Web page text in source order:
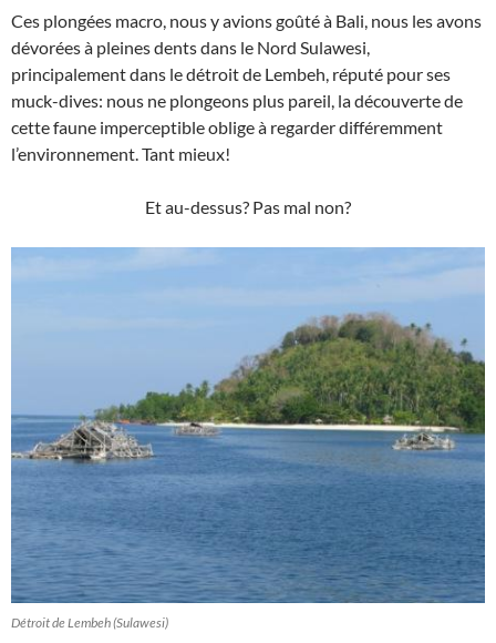
Ces plongées macro, nous y avions goûté à Bali, nous les avons
dévorées à pleines dents dans le Nord Sulawesi,
principalement dans le détroit de Lembeh, réputé pour ses
muck-dives: nous ne plongeons plus pareil, la découverte de
cette faune imperceptible oblige à regarder différemment
l’environnement. Tant mieux!
Et au-dessus? Pas mal non?
Détroit de Lembeh (Sulawesi)